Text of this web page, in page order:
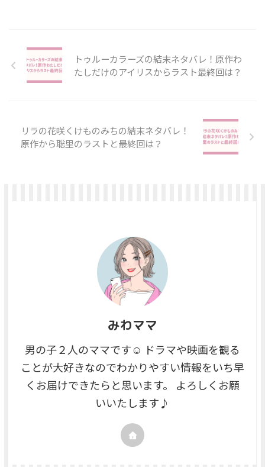
トゥルーカラーズの結末ネタバレ！原作わ
たしだけのアイリスからラスト最終回は？
リラの花咲くけものみちの結末ネタバレ！
原作から聡里のラストと最終回は？
みわママ
男の子２人のママです☺ ドラマや映画を観る
ことが大好きなのでわかりやすい情報をいち早
くお届けできたらと思います。 よろしくお願
いいたします♪